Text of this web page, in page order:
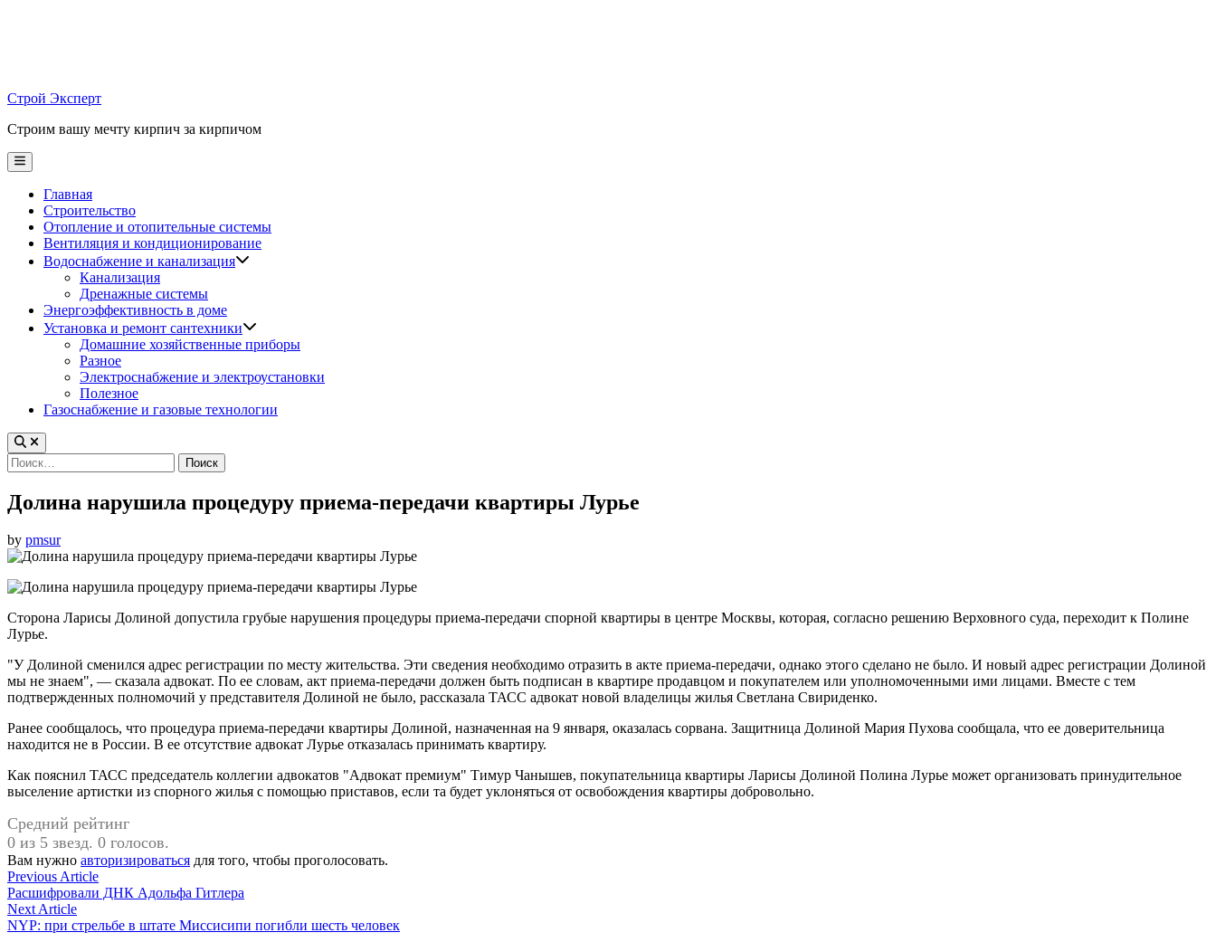
Строй Эксперт
Строим вашу мечту кирпич за кирпичом
Main
Menu
Главная
Строительство
Отопление и отопительные системы
Вентиляция и кондиционирование
Водоснабжение и канализация
Канализация
Дренажные системы
Энергоэффективность в доме
Установка и ремонт сантехники
Домашние хозяйственные приборы
Разное
Электроснабжение и электроустановки
Полезное
Газоснабжение и газовые технологии
Найти:
Долина нарушила процедуру приема-передачи квартиры Лурье
by pmsur
Сторона Ларисы Долиной допустила грубые нарушения процедуры приема-передачи спорной квартиры в центре Москвы, которая, согласно решению Верховного суда, переходит к Полине
Лурье.
"У Долиной сменился адрес регистрации по месту жительства. Эти сведения необходимо отразить в акте приема-передачи, однако этого сделано не было. И новый адрес регистрации Долиной
мы не знаем", — сказала адвокат. По ее словам, акт приема-передачи должен быть подписан в квартире продавцом и покупателем или уполномоченными ими лицами. Вместе с тем
подтвержденных полномочий у представителя Долиной не было, рассказала ТАСС адвокат новой владелицы жилья Светлана Свириденко.
Ранее сообщалось, что процедура приема-передачи квартиры Долиной, назначенная на 9 января, оказалась сорвана. Защитница Долиной Мария Пухова сообщала, что ее доверительница
находится не в России. В ее отсутствие адвокат Лурье отказалась принимать квартиру.
Как пояснил ТАСС председатель коллегии адвокатов "Адвокат премиум" Тимур Чанышев, покупательница квартиры Ларисы Долиной Полина Лурье может организовать принудительное
выселение артистки из спорного жилья с помощью приставов, если та будет уклоняться от освобождения квартиры добровольно.
Средний рейтинг
0 из 5 звезд. 0 голосов.
Вам нужно авторизироваться для того, чтобы проголосовать.
Навигация
по
записям
Previous ArticlePrevious
article:
Расшифровали ДНК Адольфа Гитлера
Next ArticleNext
article:
NYP: при стрельбе в штате Миссисипи погибли шесть человек